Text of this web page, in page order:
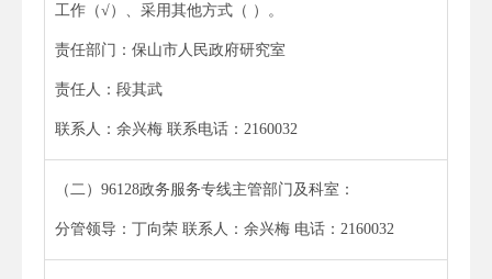
工作（√）、采用其他方式（ ）。
责任部门：保山市人民政府研究室
责任人：段其武
联系人：余兴梅 联系电话：2160032
（二）96128政务服务专线主管部门及科室：
分管领导：丁向荣 联系人：余兴梅 电话：2160032